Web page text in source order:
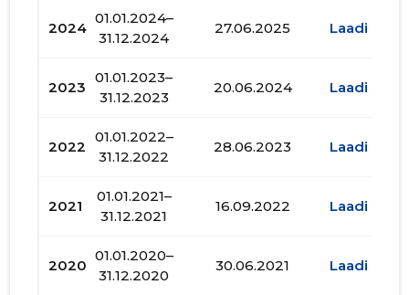
2024
01.01.2024–
31.12.2024
27.06.2025 Laadi alla
2023
01.01.2023–
31.12.2023
20.06.2024 Laadi alla
2022
01.01.2022–
31.12.2022
28.06.2023 Laadi alla
2021
01.01.2021–
31.12.2021
16.09.2022 Laadi alla
2020
01.01.2020–
31.12.2020
30.06.2021 Laadi alla